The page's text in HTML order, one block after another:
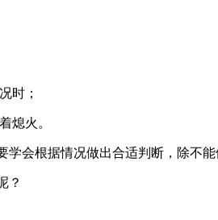
时；
熄火。
学会根据情况做出合适判断，除不
？